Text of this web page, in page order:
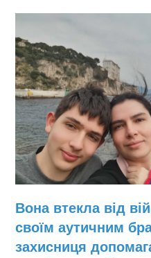
з
дітьми-
аутистами
Вона втекла від
своїм аутичним
захисниця